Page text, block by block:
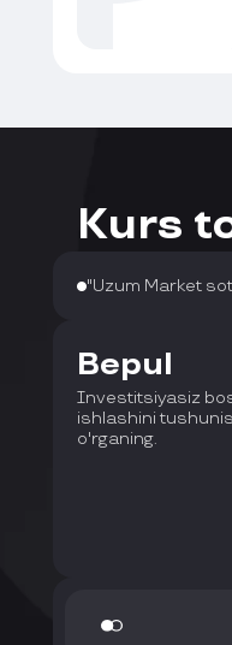
Kurs
"Uzum Market
Bepul
Investitsiyasiz
ishlashini
o'rganing.